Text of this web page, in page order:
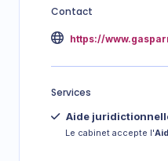
Contact
https://
Services
Aide
Le cabinet accepte l'